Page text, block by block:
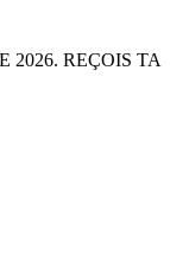
2026. REÇOIS TA